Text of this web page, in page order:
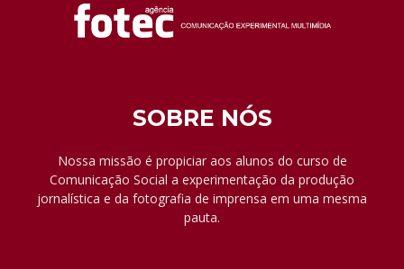
SOBRE NÓS
Nossa missão é propiciar aos alunos do curso de
Comunicação Social a experimentação da produção
jornalística e da fotografia de imprensa em uma mesma
pauta.